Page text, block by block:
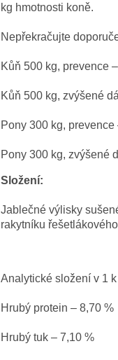
kg hmotnosti koně.
Nepřekračujte
Kůň 500 kg, prevence
Kůň 500 kg, zvýšené
Pony 300 kg,
Pony 300 kg, zvýšené
Složení:
Jablečné výlisky
rakytníku
Analytické složení v 1 k
Hrubý protein – 8,70 %
Hrubý tuk – 7,10 %